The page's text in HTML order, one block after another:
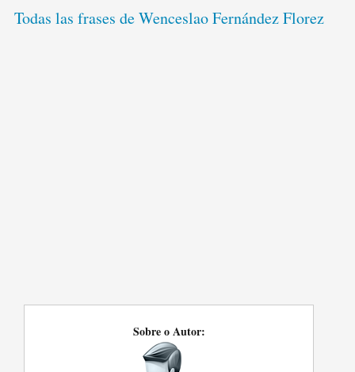
Todas las frases de Wenceslao Fernández Florez
Sobre o Autor: